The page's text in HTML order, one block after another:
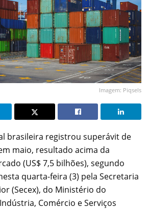
Imagem: Piqsels
brasileira registrou superávit de
maio, resultado acima da
(US$ 7,5 bilhões), segundo
quarta-feira (3) pela Secretaria
(Secex), do Ministério do
Comércio e Serviços